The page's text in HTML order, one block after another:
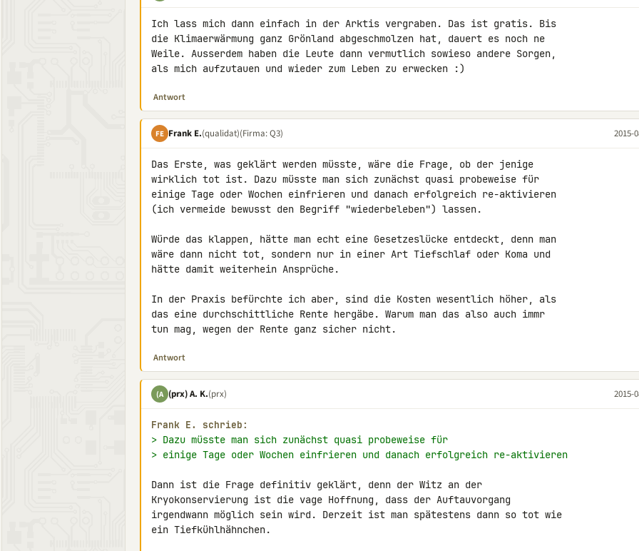
Ich lass mich dann einfach in der Arktis vergraben. Das ist gratis. Bis
die Klimaerwärmung ganz Grönland abgeschmolzen hat, dauert es noch ne
Weile. Ausserdem haben die Leute dann vermutlich sowieso andere Sorgen,
als mich aufzutauen und wieder zum Leben zu erwecken :)
Antwort
FE Frank E.(qualidat)(Firma: Q3) 2015-
Das Erste, was geklärt werden müsste, wäre die Frage, ob der jenige
wirklich tot ist. Dazu müsste man sich zunächst quasi probeweise für
einige Tage oder Wochen einfrieren und danach erfolgreich re-aktivieren
(ich vermeide bewusst den Begriff "wiederbeleben") lassen.
Würde das klappen, hätte man echt eine Gesetzeslücke entdeckt, denn man
wäre dann nicht tot, sondern nur in einer Art Tiefschlaf oder Koma und
hätte damit weiterhein Ansprüche.
In der Praxis befürchte ich aber, sind die Kosten wesentlich höher, als
das eine durchschittliche Rente hergäbe. Warum man das also auch immr
tun mag, wegen der Rente ganz sicher nicht.
Antwort
(A (prx) A. K.(prx) 2015-
Frank E. schrieb:
> Dazu müsste man sich zunächst quasi probeweise für
> einige Tage oder Wochen einfrieren und danach erfolgreich re-aktivieren
Dann ist die Frage definitiv geklärt, denn der Witz an der
Kryokonservierung ist die vage Hoffnung, dass der Auftauvorgang
irgendwann möglich sein wird. Derzeit ist man spätestens dann so tot wie
ein Tiefkühlhähnchen.